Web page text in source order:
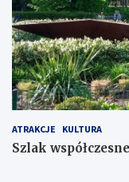
ATRAKCJE KULTURA
Szlak